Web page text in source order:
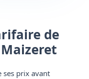
de
ses prix avant